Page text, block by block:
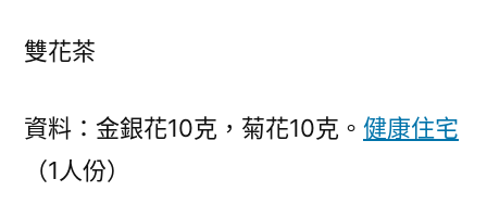
雙花茶
資料：金銀花10克，菊花10克。 健康住宅
（1人份）